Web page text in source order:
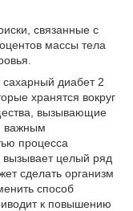
связанные с
массы тела
диабет 2
хранятся вокруг
вызывающие
важным
процесса
целый ряд
сделать организм
способ
к повышению